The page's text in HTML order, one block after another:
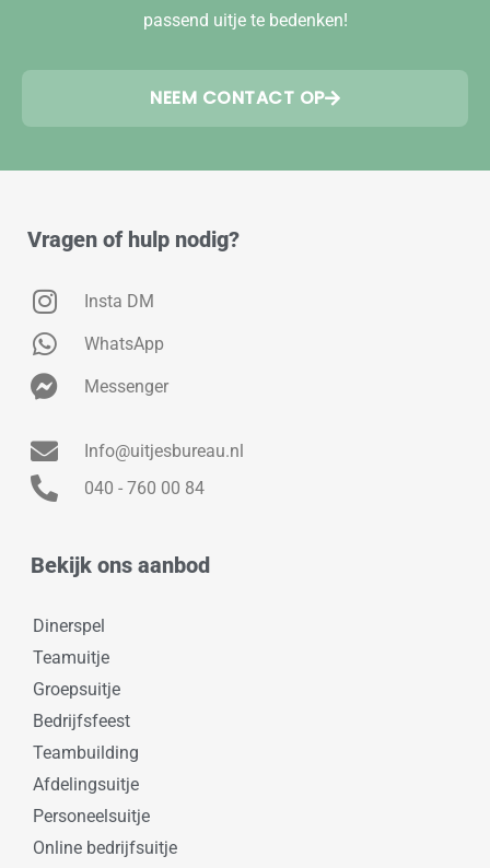
passend uitje te bedenken!
NEEM CONTACT OP
Vragen of hulp nodig?
Insta DM
WhatsApp
Messenger
Info@uitjesbureau.nl
040 - 760 00 84
Bekijk ons aanbod
Dinerspel
Teamuitje
Groepsuitje
Bedrijfsfeest
Teambuilding
Afdelingsuitje
Personeelsuitje
Online bedrijfsuitje